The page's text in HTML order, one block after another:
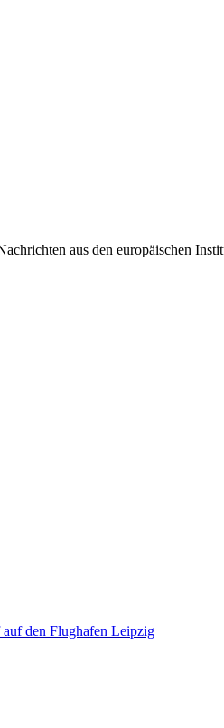
aus den europäischen
den Flughafen Leipzig